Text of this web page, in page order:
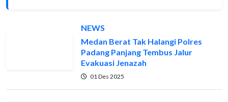
NEWS
Medan Berat Tak Halangi Polres
Padang Panjang Tembus Jalur
Evakuasi Jenazah
01 Des 2025